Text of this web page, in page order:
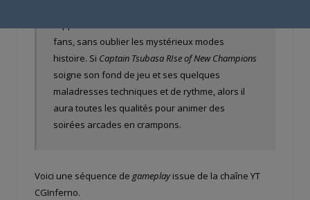
fans, sans oublier les mystérieux modes
histoire. Si Captain Tsubasa RIse of New Champions
soigne son fond de jeu et ses quelques
maladresses techniques et de rythme, alors il
aura toutes les qualités pour animer des
soirées arcades en crampons.
Voici une séquence de gameplayissue de la chaîne YT
CGInferno.